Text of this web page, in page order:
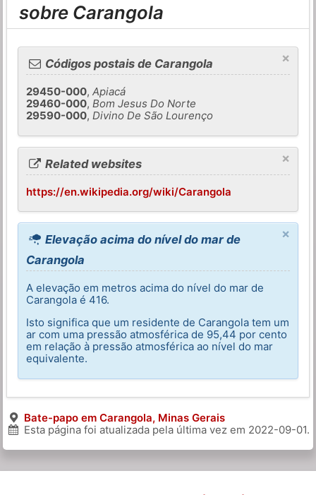
sobre Carangola
×
Códigos postais de Carangola
29450-000,Apiacá
29460-000,Bom Jesus Do Norte
29590-000,Divino De São Lourenço
×
Related websites
https://en.wikipedia.org/wiki/Carangola
×
Elevação acima do nível do mar de
Carangola
A elevação em metros acima do nível do mar de
Carangola é 416.
Isto significa que um residente de Carangola tem um
ar com uma pressão atmosférica de 95,44 por cento
em relação à pressão atmosférica ao nível do mar
equivalente.
Bate-papo em Carangola, Minas Gerais
Esta página foi atualizada pela última vez em 2022-09-01.